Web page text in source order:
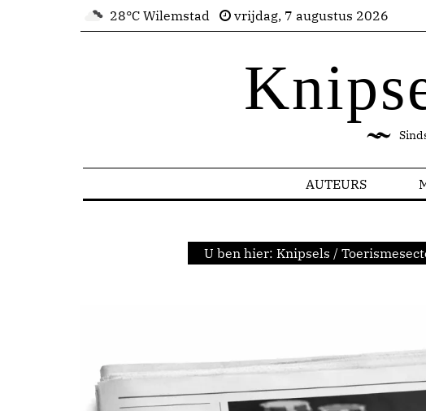
28°C Wilemstad vrijdag, 7 augustus 2026
AUTEURS
U ben hier: Knipsels /